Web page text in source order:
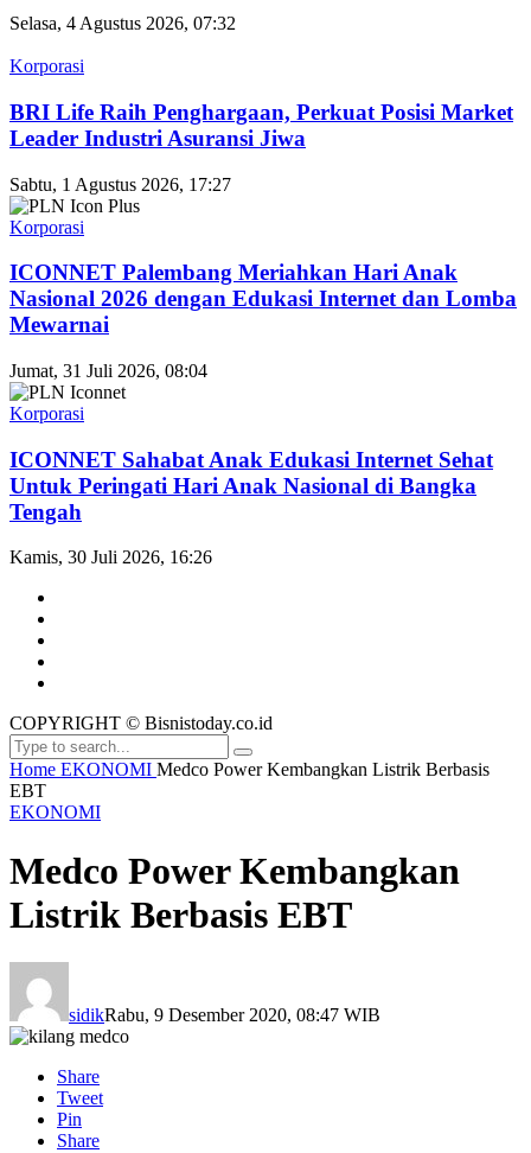
Selasa, 4 Agustus 2026, 07:32
Korporasi
BRI Life Raih Penghargaan, Perkuat Posisi Market
Leader Industri Asuransi Jiwa
Sabtu, 1 Agustus 2026, 17:27
Korporasi
ICONNET Palembang Meriahkan Hari Anak
Nasional 2026 dengan Edukasi Internet dan Lomba
Mewarnai
Jumat, 31 Juli 2026, 08:04
Korporasi
ICONNET Sahabat Anak Edukasi Internet Sehat
Untuk Peringati Hari Anak Nasional di Bangka
Tengah
Kamis, 30 Juli 2026, 16:26
COPYRIGHT © Bisnistoday.co.id
Home EKONOMI Medco Power Kembangkan Listrik Berbasis
EBT
EKONOMI
Medco Power Kembangkan
Listrik Berbasis EBT
sidikRabu, 9 Desember 2020, 08:47 WIB
Share
Tweet
Pin
Share